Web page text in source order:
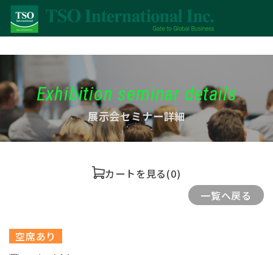
Exhibition seminar details
展示会セミナー詳細
カートを見る(0)
一覧へ戻る
空席あり